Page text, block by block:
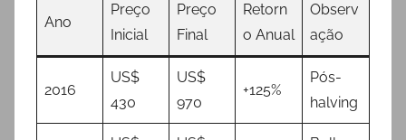
Ano
Preço
Inicial
Preço
Final
Retorn
o Anual
Observ
ação
2016
US$
430
US$
970
+125%
Pós-
halving